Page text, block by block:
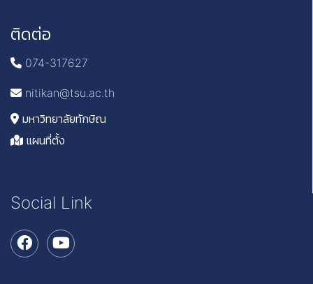
ติดต่อ
074-317627
nitikan@tsu.ac.th
มหาวิทยาลัยทักษิณ
แผนที่ตั้ง
Social Link